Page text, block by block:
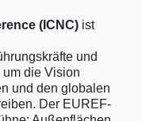
(ICNC) ist
und
um die Vision
und den globalen
Der EUREF-